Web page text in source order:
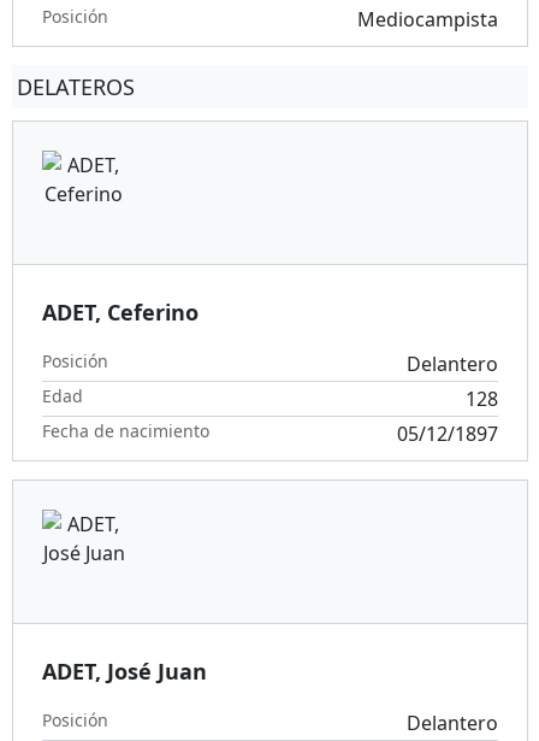
Posición Mediocampista
DELATEROS
ADET, Ceferino
Posición Delantero
Edad 128
Fecha de nacimiento 05/12/1897
ADET, José Juan
Posición Delantero